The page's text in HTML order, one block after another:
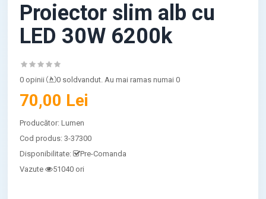
Proiector slim alb cu
LED 30W 6200k
0 opinii 0 soldvandut. Au mai ramas numai 0
70,00 Lei
Producător:Lumen
Cod produs:3-37300
Disponibilitate:
Pre-Comanda
Vazute
51040 ori